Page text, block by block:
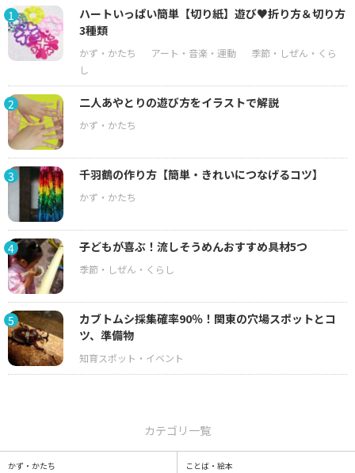
1
ハートいっぱい簡単【切り紙】遊び♥折り方＆切り方
3種類
2 二人あやとりの遊び方をイラストで解説
3 千羽鶴の作り方【簡単・きれいにつなげるコツ】
4 子どもが喜ぶ！流しそうめんおすすめ具材5つ
5
カブトムシ採集確率90％！関東の穴場スポットとコ
ツ、準備物
カテゴリ一覧
かず・かたち ことば・絵本